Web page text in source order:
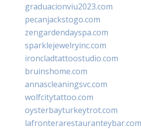
graduacionviu2023.com
pecanjackstogo.com
zengardendayspa.com
sparklejewelryinc.com
ironcladtattoostudio.com
bruinshome.com
annascleaningsvc.com
wolfcitytattoo.com
oysterbayturkeytrot.com
lafronterarestauranteybar.com